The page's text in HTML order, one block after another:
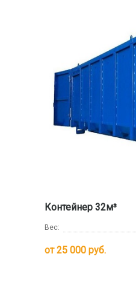
Контейнер 32м³
Вес:
от25 000 руб.